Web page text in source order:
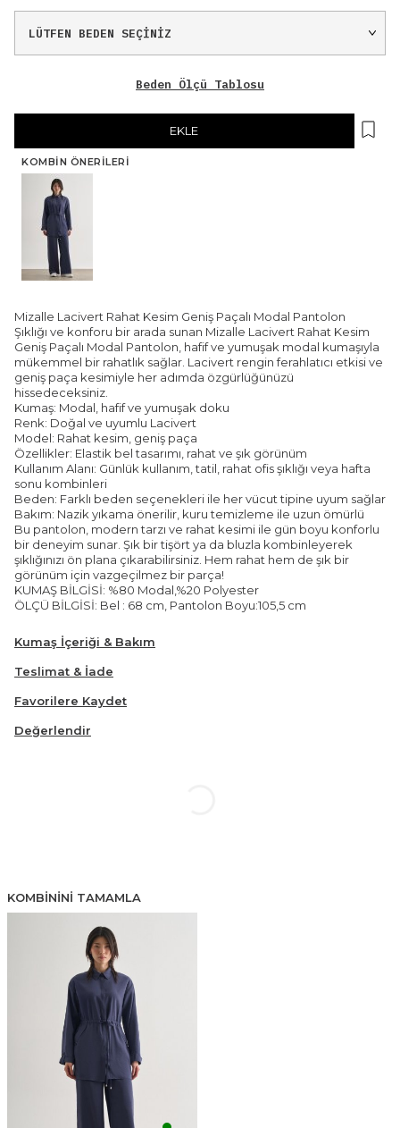
Beden Ölçü Tablosu
EKLE
KOMBIN ÖNERILERI
Mizalle Lacivert Rahat Kesim Geniş Paçalı Modal Pantolon
Şıklığı ve konforu bir arada sunan Mizalle Lacivert Rahat Kesim
Geniş Paçalı Modal Pantolon, hafif ve yumuşak modal kumaşıyla
mükemmel bir rahatlık sağlar. Lacivert rengin ferahlatıcı etkisi ve
geniş paça kesimiyle her adımda özgürlüğünüzü
hissedeceksiniz.
Kumaş: Modal, hafif ve yumuşak doku
Renk: Doğal ve uyumlu Lacivert
Model: Rahat kesim, geniş paça
Özellikler: Elastik bel tasarımı, rahat ve şık görünüm
Kullanım Alanı: Günlük kullanım, tatil, rahat ofis şıklığı veya hafta
sonu kombinleri
Beden: Farklı beden seçenekleri ile her vücut tipine uyum sağlar
Bakım: Nazik yıkama önerilir, kuru temizleme ile uzun ömürlü
Bu pantolon, modern tarzı ve rahat kesimi ile gün boyu konforlu
bir deneyim sunar. Şık bir tişört ya da bluzla kombinleyerek
şıklığınızı ön plana çıkarabilirsiniz. Hem rahat hem de şık bir
görünüm için vazgeçilmez bir parça!
KUMAŞ BİLGİSİ: %80 Modal,%20 Polyester
ÖLÇÜ BİLGİSİ: Bel : 68 cm, Pantolon Boyu:105,5 cm
Kumaş İçeriği & Bakım
Teslimat & İade
Favorilere Kaydet
Değerlendir
KOMBININI TAMAMLA